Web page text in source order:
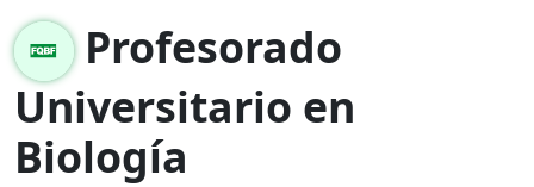
Profesorado
Universitario en
Biología